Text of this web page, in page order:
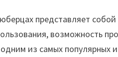
представляет
возможность
из самых